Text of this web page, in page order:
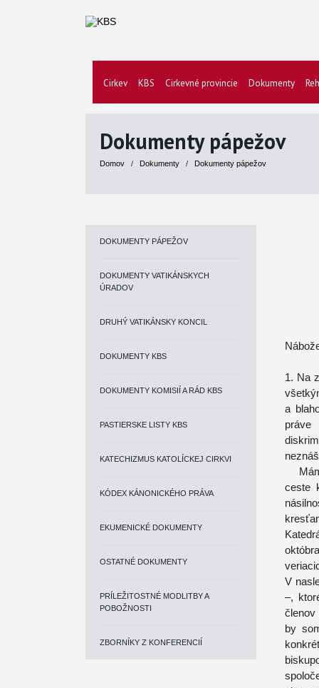
Cirkev KBS Cirkevné provincie Dokumenty
Dokumenty pápežov
Domov / Dokumenty / Dokumenty pápežov
DOKUMENTY PÁPEŽOV
DOKUMENTY VATIKÁNSKYCH
ÚRADOV
DRUHÝ VATIKÁNSKY KONCIL
DOKUMENTY KBS
DOKUMENTY KOMISIÍ A RÁD KBS
PASTIERSKE LISTY KBS
KATECHIZMUS KATOLÍCKEJ CIRKVI
KÓDEX KÁNONICKÉHO PRÁVA
EKUMENICKÉ DOKUMENTY
OSTATNÉ DOKUMENTY
PRÍLEŽITOSTNÉ MODLITBY A
POBOŽNOSTI
ZBORNÍKY Z KONFERENCIÍ
1. Na
a
práve
Mám
ceste
V
–,
členov
by